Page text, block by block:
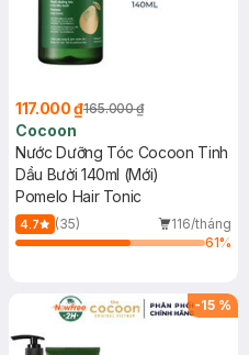
117.000 ₫165.000 ₫
Cocoon
Nước Dưỡng Tóc Cocoon Tinh
Dầu Bưởi 140ml (Mới)
Pomelo Hair Tonic
4.7 (35)
116/tháng
61%
-15 %